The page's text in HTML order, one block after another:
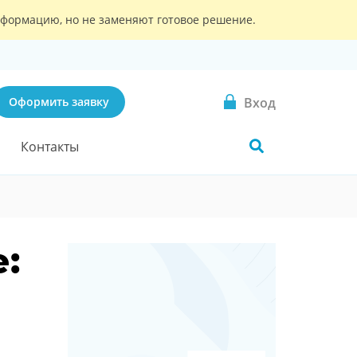
но не заменяют готовое решение.
Оформить заявку Вход
Контакты